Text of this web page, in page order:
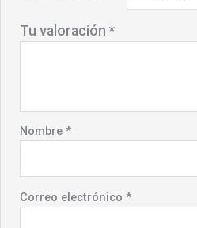
Tu valoración*
Nombre*
Correo electrónico*